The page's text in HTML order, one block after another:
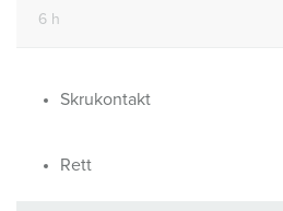
Skrukontakt
Rett